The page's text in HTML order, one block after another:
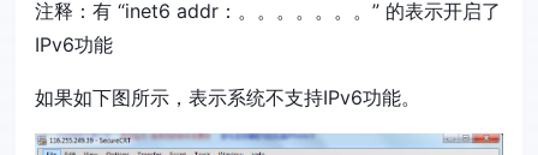
注释：有 “inet6 addr：。。。。。。。” 的表示开启了
IPv6功能
如果如下图所示，表示系统不支持IPv6功能。